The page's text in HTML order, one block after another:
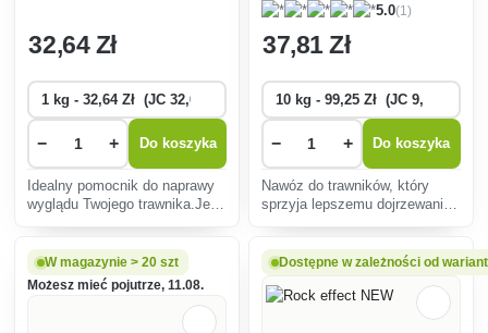
32,64 Zł
− + Do koszyka
Idealny pomocnik do naprawy
wyglądu Twojego trawnika.Jeśli
trawnik jest uszkodzony w
jakikolwiek sposób, użycie
5.0(1)
37,81 Zł
− + Do koszyka
Nawóz do trawników, który
sprzyja lepszemu dojrzewaniu
na przemarzanie.
W magazynie > 20 szt
Możesz mieć pojutrze, 11.08.
Dostępne w zależności od